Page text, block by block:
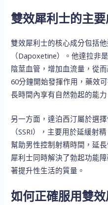
雙效犀利士的主
雙效犀利士的核心成分包括
（Dapoxetine）。他達拉非
陰莖血管，增加血流量，從
60分鐘開始發揮作用，藥效
長時間內享有自然勃起的能力
另一方面，達泊西汀屬於選
（SSRI），主要用於延緩射
幫助男性控制射精時間，延
犀利士同時解決了勃起功能
著提升性生活的質量。
如何正確服用雙效